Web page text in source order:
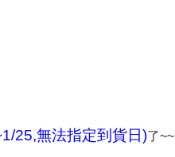
25,無法指定到貨日)了~~